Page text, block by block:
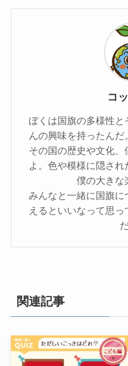
コ
ぼくは国旗の多様性と
んの興味を持ったんだ
その国の歴史や文化
よ。色や模様に隠され
僕の大きな
みんなと一緒に国旗に
えるといいなって思
関連記事